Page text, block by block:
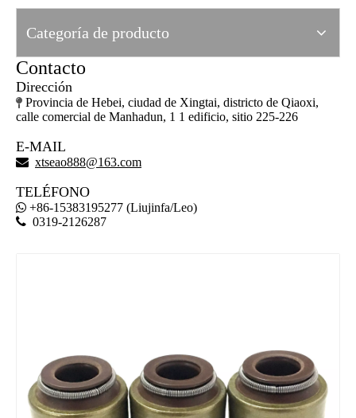
Categoría de producto
Contacto
Dirección
 Provincia de Hebei, ciudad de Xingtai, districto de Qiaoxi,
calle comercial de Manhadun, 1 1 edificio, sitio 225-226
E-MAIL
 xtseao888@163.com
TELÉFONO
 +86-15383195277 (Liujinfa/Leo)
 0319-2126287